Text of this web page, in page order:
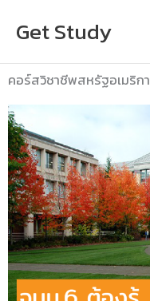
content
Get Study
คอร์สวิชาชีพสหรัฐอเมริกา